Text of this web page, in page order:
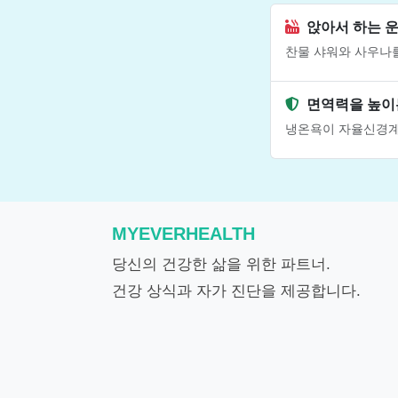
앉아서 하는
찬물 샤워와 사우나
면역력을 높
냉온욕이 자율신경
MYEVERHEALTH
당신의 건강한 삶을 위한 파트너.
건강 상식과 자가 진단을 제공합니다.